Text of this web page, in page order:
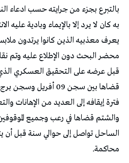
بالتبرع بجزء من جرايته حسب ادعاء
به كان لا يرد إلا بالإيماء وبادية عليه
يعرف معذبيه الذين كانوا يرتدون
محضر البحث دون الإطلاع عليه وتم
قبل عرضه على التحقيق العسكري
قضاها بين سجن 09
فترة إيقافه إلى العديد من الإهانات
والشتم قضاها في رعب وجميع
الساحل تواصل إلى حوالي سنة قبل أن
محاكمة.